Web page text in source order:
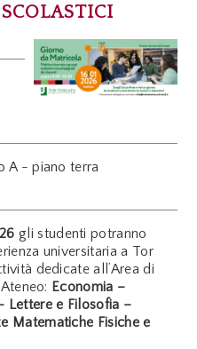
A - piano terra
gli studenti potranno
universitaria a Tor
dedicate all’Area di
Economia –
Lettere e Filosofia –
Matematiche Fisiche e